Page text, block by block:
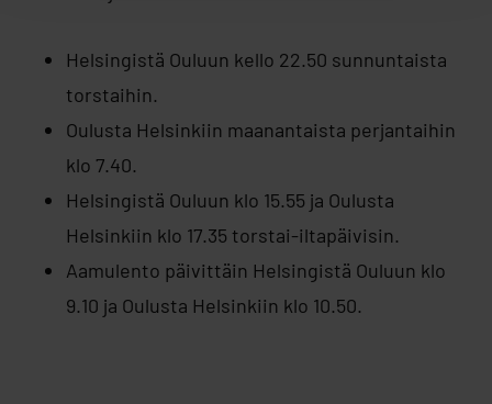
Helsingistä Ouluun kello 22.50 sunnuntaista
torstaihin.
Oulusta Helsinkiin maanantaista perjantaihin
klo 7.40.
Helsingistä Ouluun klo 15.55 ja Oulusta
Helsinkiin klo 17.35 torstai-iltapäivisin.
Aamulento päivittäin Helsingistä Ouluun klo
9.10 ja Oulusta Helsinkiin klo 10.50.